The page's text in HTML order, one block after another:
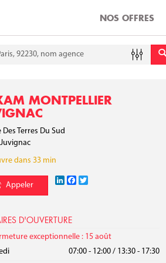
NOS OFFRES
MONTPELLIER
Des Terres Du Sud
Juvignac
dans 33 min
Appeler
LinkedInFacebook
D'OUVERTURE
exceptionnelle : 15 août
07:00 - 12:00 / 13:30 - 17:30
07:00 - 12:00 / 13:30 - 17:30
07:00 - 12:00 / 13:30 - 17:30
07:00 - 12:00 / 13:30 - 17:30
07:00 - 12:00 / 13:30 - 17:30